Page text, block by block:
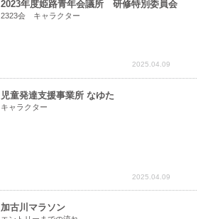
2023年度姫路青年会議所 研修特別委員会
2323会 キャラクター
2025.04.09
児童発達支援事業所 なゆた
キャラクター
2025.04.09
加古川マラソン